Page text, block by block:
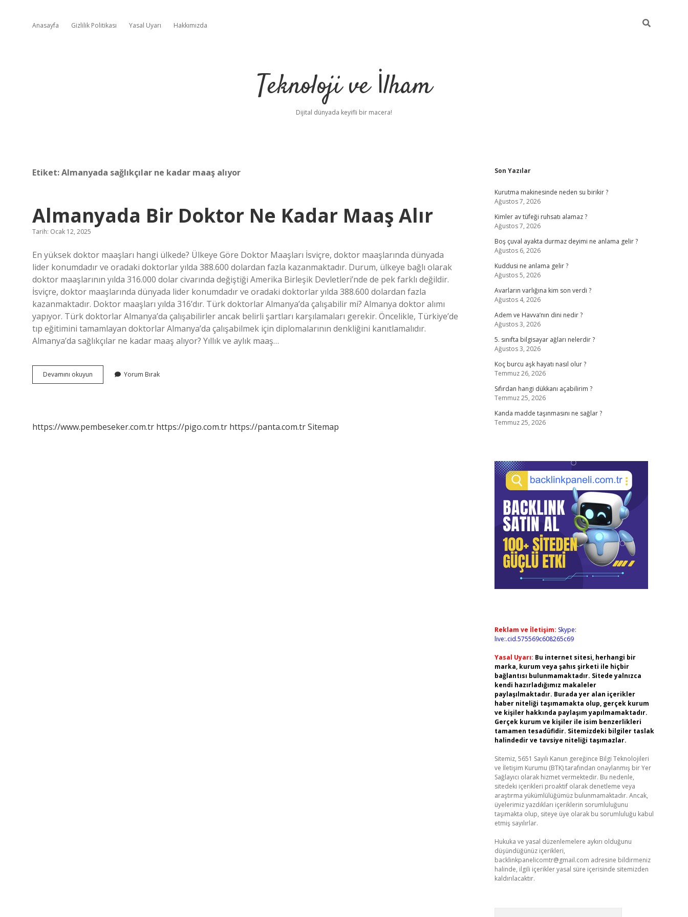
Anasayfa Gizlilik Politikası Yasal Uyarı Hakkımızda
Teknoloji ve İlham
Dijital dünyada keyifli bir macera!
Etiket:Almanyada sağlıkçılar ne kadar maaş alıyor
Almanyada Bir Doktor Ne Kadar Maaş Alır
Tarih: Ocak 12, 2025
En yüksek doktor maaşları hangi ülkede? Ülkeye Göre Doktor Maaşları İsviçre, doktor maaşlarında dünyada
lider konumdadır ve oradaki doktorlar yılda 388.600 dolardan fazla kazanmaktadır. Durum, ülkeye bağlı olarak
doktor maaşlarının yılda 316.000 dolar civarında değiştiği Amerika Birleşik Devletleri’nde de pek farklı değildir.
İsviçre, doktor maaşlarında dünyada lider konumdadır ve oradaki doktorlar yılda 388.600 dolardan fazla
kazanmaktadır. Doktor maaşları yılda 316’dır. Türk doktorlar Almanya’da çalışabilir mi? Almanya doktor alımı
yapıyor. Türk doktorlar Almanya’da çalışabilirler ancak belirli şartları karşılamaları gerekir. Öncelikle, Türkiye’de
tıp eğitimini tamamlayan doktorlar Almanya’da çalışabilmek için diplomalarının denkliğini kanıtlamalıdır.
Almanya’da sağlıkçılar ne kadar maaş alıyor? Yıllık ve aylık maaş…
Devamını okuyun Almanyada
Bir
Alır
Yorum Bırak
https://www.pembeseker.com.tr https://pigo.com.tr https://panta.com.trSitemap
Sidebar
Son Yazılar
Kurutma makinesinde neden su birikir ?
Ağustos 7, 2026
Kimler av tüfeği ruhsatı alamaz ?
Ağustos 7, 2026
Boş çuval ayakta durmaz deyimi ne anlama gelir ?
Ağustos 6, 2026
Kuddusi ne anlama gelir ?
Ağustos 5, 2026
Avarların varlığına kim son verdi ?
Ağustos 4, 2026
Adem ve Havva’nın dini nedir ?
Ağustos 3, 2026
5. sınıfta bilgisayar ağları nelerdir ?
Ağustos 3, 2026
Koç burcu aşk hayatı nasıl olur ?
Temmuz 26, 2026
Sıfırdan hangi dükkanı açabilirim ?
Temmuz 25, 2026
Kanda madde taşınmasını ne sağlar ?
Temmuz 25, 2026
Reklam ve İletişim: Skype:
live:.cid.575569c608265c69
Yasal Uyarı: Bu internet sitesi, herhangi bir
marka, kurum veya şahıs şirketi ile hiçbir
bağlantısı bulunmamaktadır. Sitede yalnızca
kendi hazırladığımız makaleler
paylaşılmaktadır. Burada yer alan içerikler
haber niteliği taşımamakta olup, gerçek kurum
ve kişiler hakkında paylaşım yapılmamaktadır.
Gerçek kurum ve kişiler ile isim benzerlikleri
tamamen tesadüfidir. Sitemizdeki bilgiler taslak
halindedir ve tavsiye niteliği taşımazlar.
Sitemiz, 5651 Sayılı Kanun gereğince Bilgi Teknolojileri
ve İletişim Kurumu (BTK) tarafından onaylanmış bir Yer
Sağlayıcı olarak hizmet vermektedir. Bu nedenle,
sitedeki içerikleri proaktif olarak denetleme veya
araştırma yükümlülüğümüz bulunmamaktadır. Ancak,
üyelerimiz yazdıkları içeriklerin sorumluluğunu
taşımakta olup, siteye üye olarak bu sorumluluğu kabul
etmiş sayılırlar.
Hukuka ve yasal düzenlemelere aykırı olduğunu
düşündüğünüz içerikleri,
backlinkpanelicomtr@gmail.com adresine bildirmeniz
halinde, ilgili içerikler yasal süre içerisinde sitemizden
kaldırılacaktır.